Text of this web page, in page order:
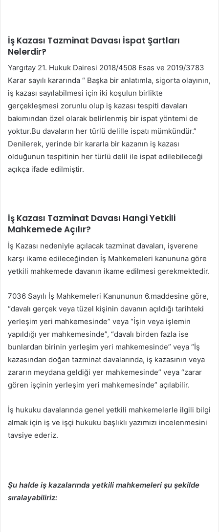
İş Kazası Tazminat Davası İspat Şartları
Nelerdir?
Yargıtay 21. Hukuk Dairesi 2018/4508 Esas ve 2019/3783
Karar sayılı kararında “ Başka bir anlatımla, sigorta olayının,
iş kazası sayılabilmesi için iki koşulun birlikte
gerçekleşmesi zorunlu olup iş kazası tespiti davaları
bakımından özel olarak belirlenmiş bir ispat yöntemi de
yoktur.Bu davaların her türlü delille ispatı mümkündür.”
Denilerek, yerinde bir kararla bir kazanın iş kazası
olduğunun tespitinin her türlü delil ile ispat edilebileceği
açıkça ifade edilmiştir.
İş Kazası Tazminat Davası Hangi Yetkili
Mahkemede Açılır?
İş Kazası nedeniyle açılacak tazminat davaları, işverene
karşı ikame edileceğinden İş Mahkemeleri kanununa göre
yetkili mahkemede davanın ikame edilmesi gerekmektedir.
7036 Sayılı İş Mahkemeleri Kanununun 6.maddesine göre,
“davalı gerçek veya tüzel kişinin davanın açıldığı tarihteki
yerleşim yeri mahkemesinde” veya “İşin veya işlemin
yapıldığı yer mahkemesinde”, “davalı birden fazla ise
bunlardan birinin yerleşim yeri mahkemesinde” veya “İş
kazasından doğan tazminat davalarında, iş kazasının veya
zararın meydana geldiği yer mahkemesinde” veya “zarar
gören işçinin yerleşim yeri mahkemesinde” açılabilir.
İş hukuku davalarında genel yetkili mahkemelerle ilgili bilgi
almak için iş ve işçi hukuku başlıklı yazımızı incelenmesini
tavsiye ederiz.
Şu halde iş kazalarında yetkili mahkemeleri şu şekilde
sıralayabiliriz: